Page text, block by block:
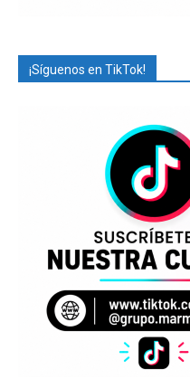
¡Síguenos en TikTok!